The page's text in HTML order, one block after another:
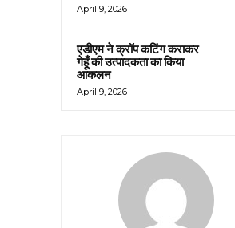
April 9, 2026
एडीएम ने क्रॉप कटिंग कराकर
गेहूँ की उत्पादकता का किया
आकलन
April 9, 2026